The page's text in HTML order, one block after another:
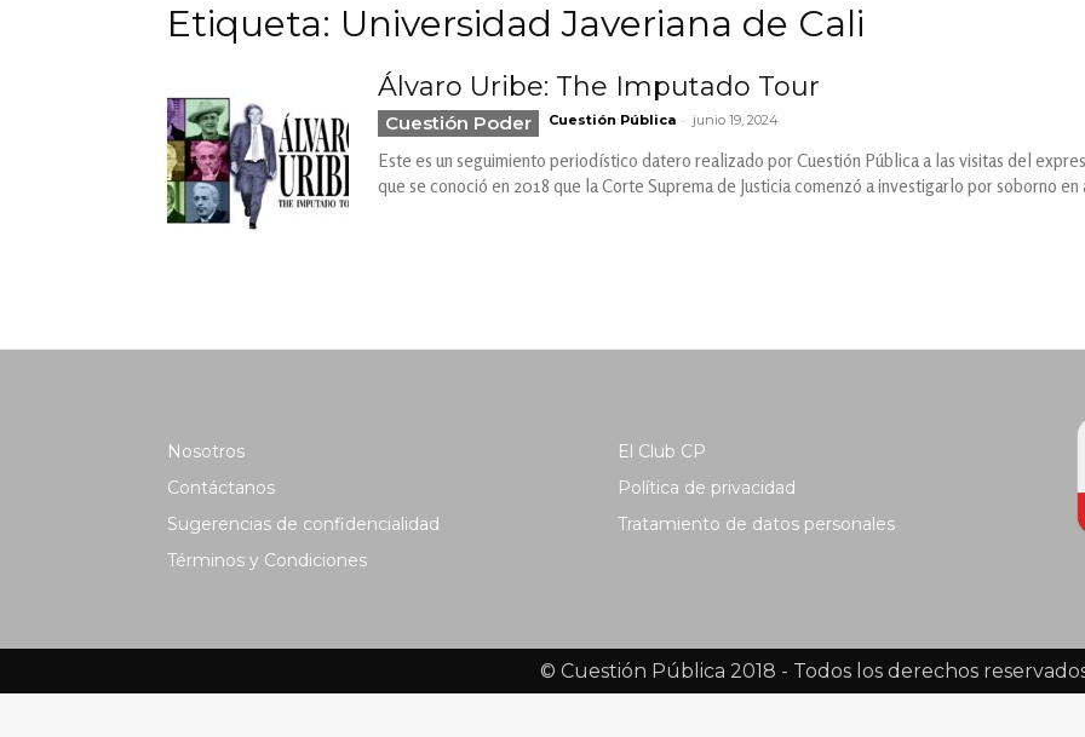
Etiqueta: Universidad Javeriana de Cali
Álvaro Uribe: The Imputado Tour
Cuestión Poder Cuestión Pública - junio 19, 2024
Este es un seguimiento periodístico datero realizado por Cuestión Pública a las visitas del
que se conoció en 2018 que la Corte Suprema de Justicia comenzó a investigarlo por soborno
Nosotros
Contáctanos
Sugerencias de confidencialidad
Términos y Condiciones
El Club CP
Política de privacidad
Tratamiento de datos personales
© Cuestión Pública 2018 - Todos los derechos